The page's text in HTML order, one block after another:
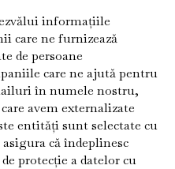
informațiile
care ne furnizează
de persoane
care ne ajută pentru
în numele nostru,
avem externalizate
entități sunt selectate cu
că îndeplinesc
protecție a datelor cu